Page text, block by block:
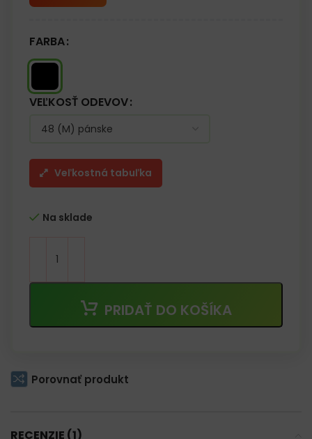
FARBA
VEĽKOSŤ ODEVOV
Veľkostná tabuľka
Na sklade
PRIDAŤ DO KOŠÍKA
Porovnať produkt
RECENZIE (1)